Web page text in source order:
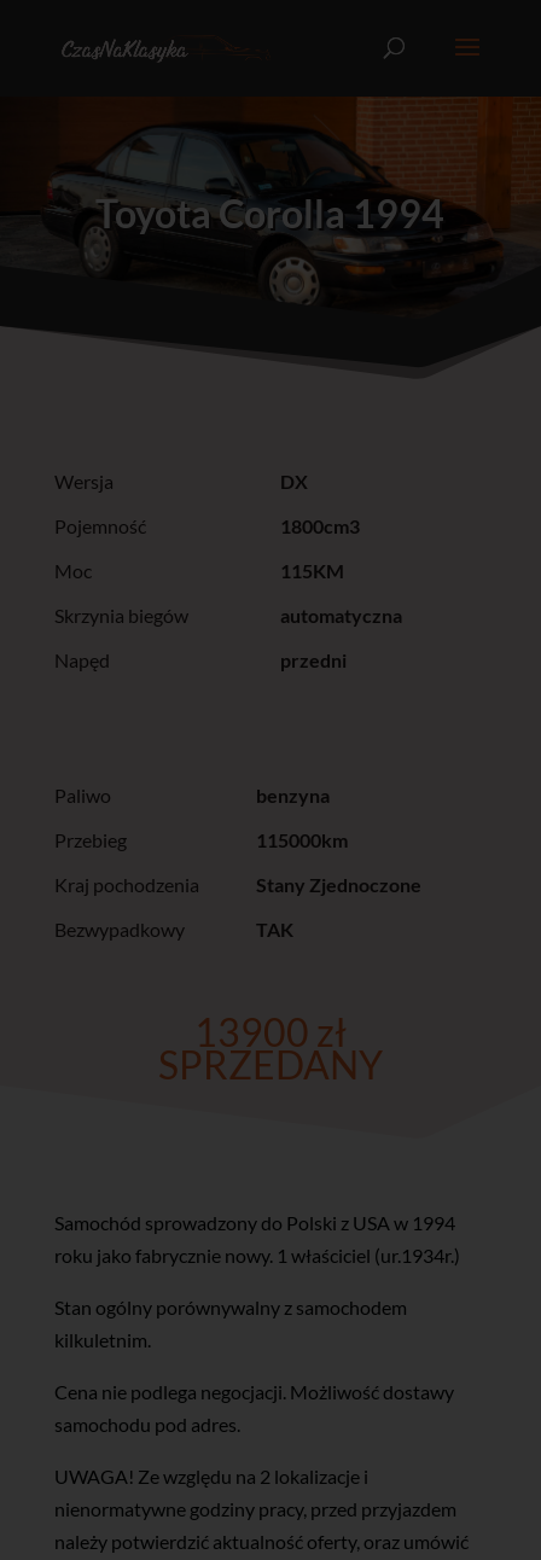
Toyota Corolla 1994
Wersja
DX
Pojemność
1800cm3
Moc
115KM
Skrzynia biegów
automatyczna
Napęd
przedni
Paliwo
benzyna
Przebieg
115000km
Kraj pochodzenia
Stany Zjednoczone
Bezwypadkowy
TAK
13900 zł
SPRZEDANY
Samochód sprowadzony do Polski z USA w 1994
roku jako fabrycznie nowy. 1 właściciel (ur.1934r.)
Stan ogólny porównywalny z samochodem
kilkuletnim.
Cena nie podlega negocjacji. Możliwość dostawy
samochodu pod adres.
UWAGA! Ze względu na 2 lokalizacje i
nienormatywne godziny pracy, przed przyjazdem
należy potwierdzić aktualność oferty, oraz umówić